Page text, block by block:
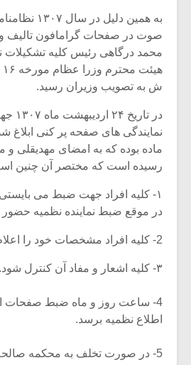
به همین دلیل
صوت در صفحات گرامافون تالیف و
محمد درگاهی رئیس کلیه
ش به تصویب وزیران رسید.
در
ماده بوده که به امضای مهدیقلی و
رسیده است که مختصر آن چنین
۱- کلیه افراد جهت ضبط می
در موقع ضبط نماینده نظمیه حضور
2- کلیه افراد مشخصات خود را اعلام نمایند.
۳- کلیه اشعار و مفاد آن کنترل شود.
4- ساعت روز و ماه ضبط صفحات از
اطلاع نظمیه برسد.
5- در صورت تخلف به محکمه صالحه تسلیم خواهد شد.
میکلوش روژا
یادداشتی بر موسیقی
متن فیلم «متری
شیش و نیم»
مشهورترین باشی،
بدنام ترین باش